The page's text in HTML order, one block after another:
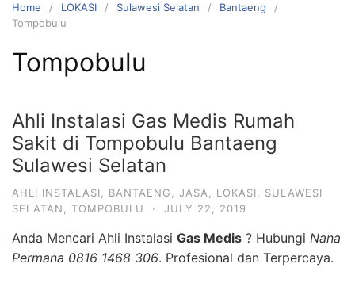
Home LOKASI Sulawesi Selatan
Bantaeng
Tompobulu
Tompobulu
Ahli Instalasi Gas Medis Rumah
Sakit di Tompobulu Bantaeng
Sulawesi Selatan
AHLI INSTALASI BANTAENG JASA LOKASI
SULAWESI
SELATAN
TOMPOBULU · JULY 22, 2019
Anda Mencari Ahli Instalasi Gas Medis ? Hubungi Nana
Permana 0816 1468 306. Profesional dan Terpercaya.